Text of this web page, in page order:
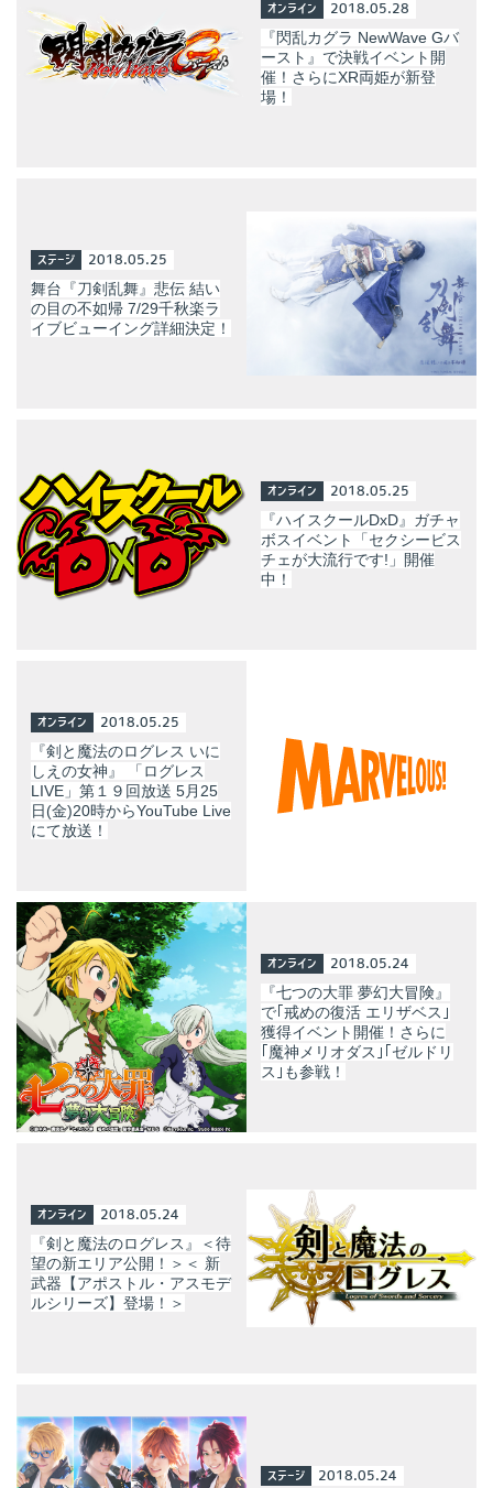
オンライン 2018.05.28
『閃乱カグラ NewWave Gバ
ースト』で決戦イベント開
催！さらにXR両姫が新登
場！
ステージ 2018.05.25
舞台『刀剣乱舞』悲伝 結い
の目の不如帰 7/29千秋楽ラ
イブビューイング詳細決定！
オンライン 2018.05.25
『ハイスクールDxD』ガチャ
ボスイベント「セクシービス
チェが大流行です!」開催
中！
オンライン 2018.05.25
『剣と魔法のログレス いに
しえの女神』 「ログレス
LIVE」第１９回放送 5月25
日(金)20時からYouTube Live
にて放送！
オンライン 2018.05.24
『七つの大罪 夢幻大冒険』
で｢戒めの復活 エリザベス｣
獲得イベント開催！さらに
｢魔神メリオダス｣｢ゼルドリ
ス｣も参戦！
オンライン 2018.05.24
『剣と魔法のログレス』＜待
望の新エリア公開！＞＜ 新
武器【アポストル・アスモデ
ルシリーズ】登場！＞
ステージ 2018.05.24